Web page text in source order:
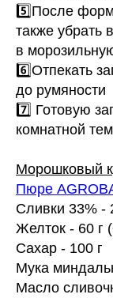
5️⃣После
также убрать
в
6️⃣Отпекать
до румяности
7️⃣ Готовую
комнатной
Морошковый
Пюре
Сливки 33% -
Желток - 60 г
Сахар - 100 г
Мука
Масло